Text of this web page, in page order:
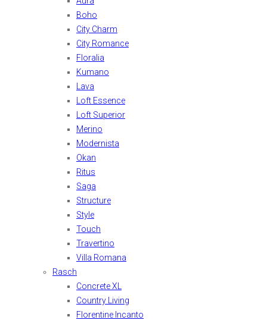
Boho
City Charm
City Romance
Floralia
Kumano
Lava
Loft Essence
Loft Superior
Merino
Modernista
Okan
Ritus
Saga
Structure
Style
Touch
Travertino
Villa Romana
Rasch
Concrete XL
Country Living
Florentine Incanto